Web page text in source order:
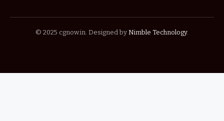
© 2025 cgnow.in. Designed by Nimble Technology.